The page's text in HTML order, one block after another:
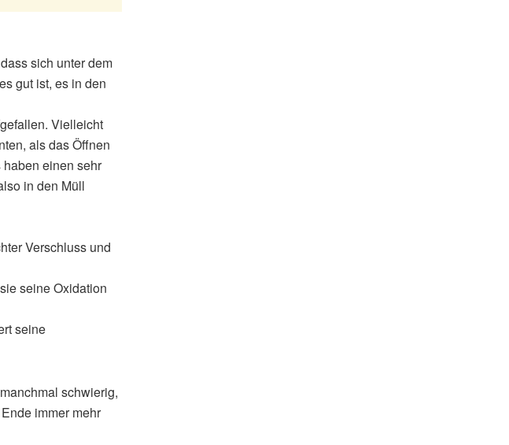
sich unter dem
gut ist, es in den
Vielleicht
als das Öffnen
einen sehr
in den Müll
Verschluss und
seine Oxidation
seine
schwierig,
immer mehr